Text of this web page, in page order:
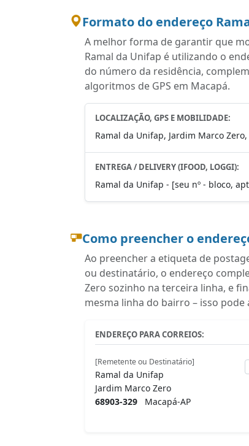
Formato do endereço
A melhor forma de garantir que
Ramal da Unifap é utilizando o
do número da residência,
algoritmos de GPS em Macapá.
LOCALIZAÇÃO, GPS E MOBILIDADE:
Ramal da Unifap, Jardim Marco Zero,
ENTREGA / DELIVERY (IFOOD, LOGGI):
Ramal da Unifap - [seu nº - bloco,
Como preencher o
Ao preencher a etiqueta de
ou destinatário, o endereço
Zero sozinho na terceira linha, e
mesma linha do bairro – isso
ENDEREÇO PARA CORREIOS:
[Remetente ou Destinatário]
Ramal da Unifap
Jardim Marco Zero
68903-329 Macapá-AP